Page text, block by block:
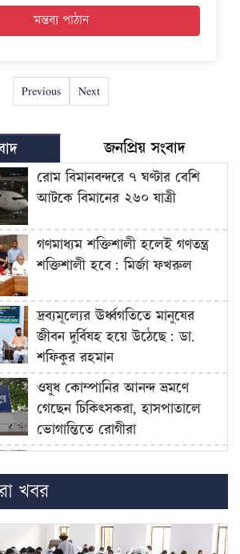
Previous Next
জনপ্রিয় সংবাদ
রোম বিমানবন্দরে ৭ ঘণ্টার বেশি
আটকে বিমানের ২৬০ যাত্রী
গণমাধ্যম শক্তিশালী হলেই গণতন্ত্র
শক্তিশালী হবে: মির্জা ফখরুল
দ্রব্যমূল্যের ঊর্ধ্বগতিতে মানুষের
জীবন দুর্বিষহ হয়ে উঠেছে: ডা.
শফিকুর রহমান
ওষুধ কোম্পানির আনন্দ ভ্রমণে
গেছেন চিকিৎসকরা, হাসপাতালে
ভোগান্তিতে রোগীরা
মৃত্যু
আওয়ামী লীগের সঙ্গে গণতন্ত্র যায়
না: মির্জা ফখরুল
খবর